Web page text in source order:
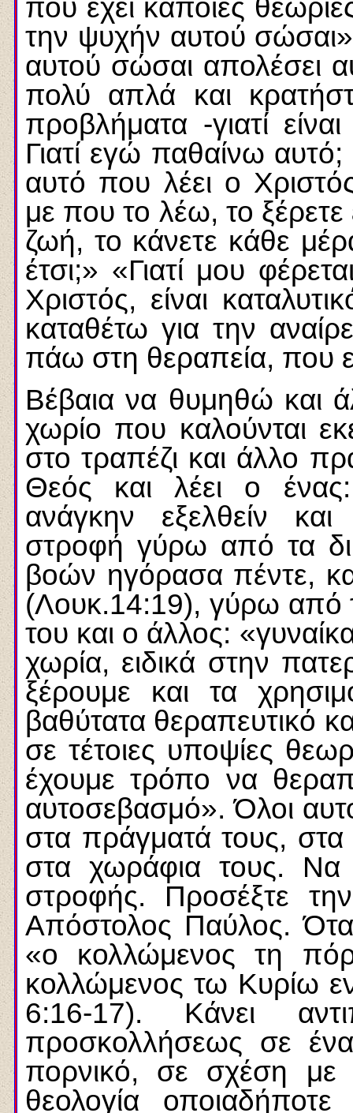
που έχει κάποιες
την ψυχήν αυτού
αυτού σώσαι απολέσει
πολύ απλά και
προβλήματα -γιατί
Γιατί εγώ παθαίνω αυτό;
αυτό που λέει ο
με που το λέω, το
ζωή, το κάνετε κάθε
έτσι;» «Γιατί μου
Χριστός, είναι
καταθέτω για την
πάω στη θεραπεία, που
Βέβαια να θυμηθώ και
χωρίο που καλούνται
στο τραπέζι και άλλο
Θεός και λέει ο
ανάγκην εξελθείν
στροφή γύρω από τα
βοών ηγόρασα πέντε,
(Λουκ.14:19), γύρω από
του και ο άλλος:
χωρία, ειδικά στην
ξέρουμε και τα
βαθύτατα θεραπευτικό
σε τέτοιες υποψίες
έχουμε τρόπο να
αυτοσεβασμό». Όλοι
στα πράγματά τους, στα
στα χωράφια τους. Να
στροφής. Προσέξτε
Απόστολος Παύλος.
«ο κολλώμενος τη
κολλώμενος τω Κυρίω
6:16-17). Κάνει
προσκολλήσεως σε
πορνικό, σε σχέση
θεολογία